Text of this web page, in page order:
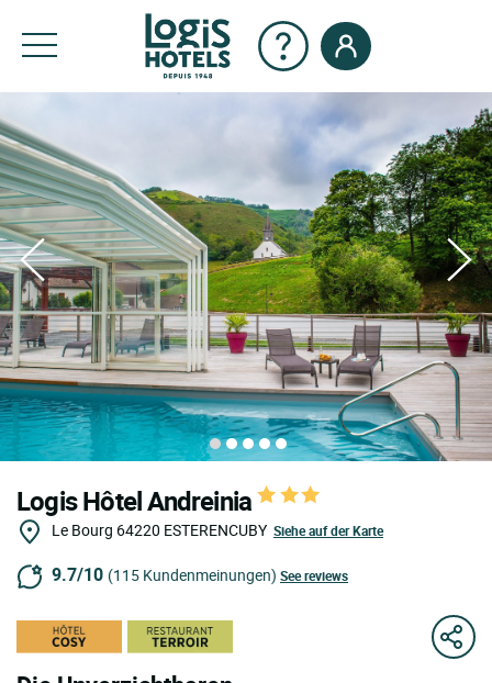
Logis Hôtel Andreinia
Le Bourg 64220 ESTERENCUBY Siehe auf der Karte
9.7/10 (115 Kundenmeinungen) See reviews